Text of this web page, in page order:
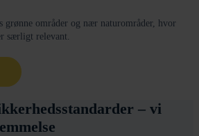
grønne områder og nær naturområder, hvor
særligt relevant.
– vi